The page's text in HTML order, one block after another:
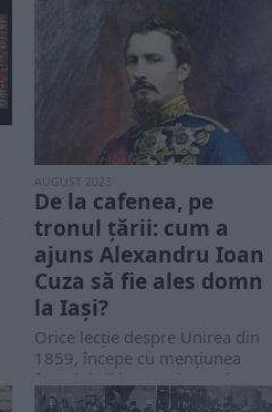
AUGUST 2023
De la cafenea, pe
tronul țării: cum a
ajuns Alexandru Ioan
Cuza să fie ales domn
la Iași?
Orice lecție despre Unirea din
1859, începe cu mențiunea
faptului că la 5/17 ianuarie
1859, colonelul...